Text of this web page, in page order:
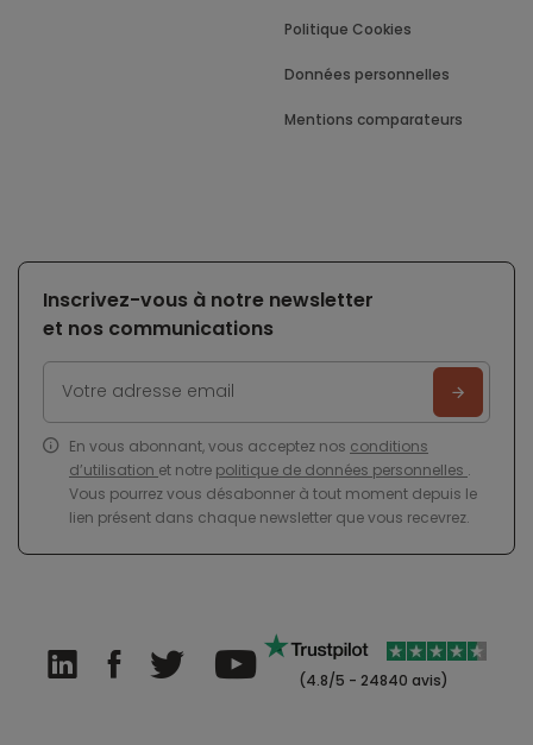
Politique Cookies
Données personnelles
Mentions comparateurs
Inscrivez-vous à notre newsletter
et nos communications
En vous abonnant, vous acceptez nos conditions
d’utilisation et notre politique de données personnelles .
Vous pourrez vous désabonner à tout moment depuis le
lien présent dans chaque newsletter que vous recevrez.
(4.8/5 - 24840 avis)